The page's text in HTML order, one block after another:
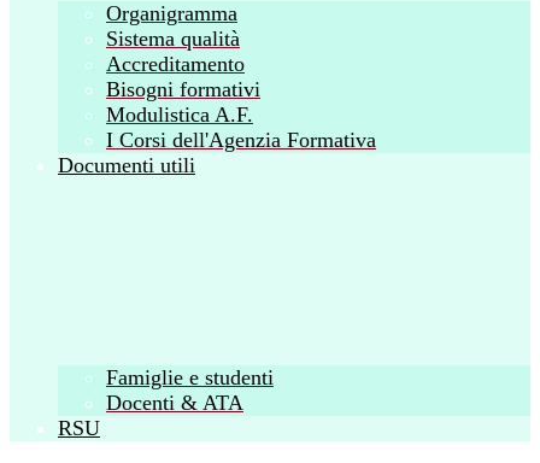
Organigramma
Sistema qualità
Accreditamento
Bisogni formativi
Modulistica A.F.
I Corsi dell'Agenzia Formativa
Documenti utili
Famiglie e studenti
Docenti & ATA
RSU